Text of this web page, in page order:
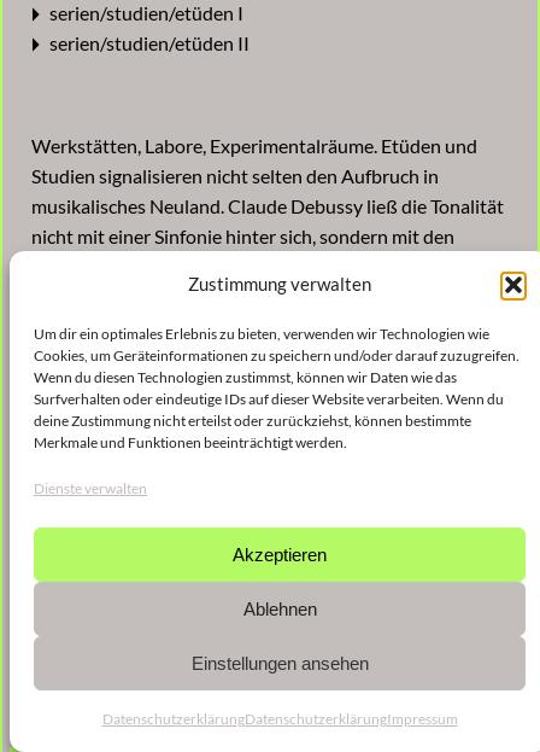
Zustimmung verwalten
Um dir ein optimales Erlebnis zu bieten, verwenden wir Technologien wie
Cookies, um Geräteinformationen zu speichern und/oder darauf zuzugreifen.
Wenn du diesen Technologien zustimmst, können wir Daten wie das
Surfverhalten oder eindeutige IDs auf dieser Website verarbeiten. Wenn du
deine Zustimmung nicht erteilst oder zurückziehst, können bestimmte
Merkmale und Funktionen beeinträchtigt werden.
Dienste verwalten
Akzeptieren
Ablehnen
Einstellungen ansehen
DatenschutzerklärungDatenschutzerklärungImpressum
serien/studien/etüden I
serien/studien/etüden II
Werkstätten, Labore, Experimentalräume. Etüden und
Studien signalisieren nicht selten den Aufbruch in
musikalisches Neuland. Claude Debussy ließ die Tonalität
nicht mit einer Sinfonie hinter sich, sondern mit den
Klangbotschaften, die Karlheinz Stockhausen aus dem
elektronischen Studio sandte, hießen Studien.
Um die neuen Gedanken reifen zu lassen, bevorzugen
Komponisten die Form der Serie. Serien, Studien und
Etüden benennen Experimentalräume, Werkstätten
werden transparent. ensemble mosaik bietet Einblicke in
die Laboratorien von sieben Künstlern.